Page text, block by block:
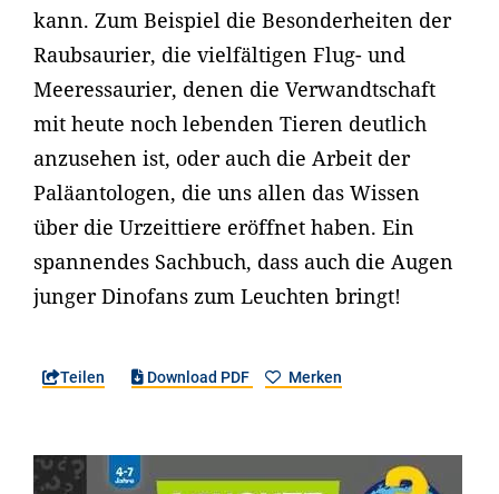
kann. Zum Beispiel die Besonderheiten der
Raubsaurier, die vielfältigen Flug- und
Meeressaurier, denen die Verwandtschaft
mit heute noch lebenden Tieren deutlich
anzusehen ist, oder auch die Arbeit der
Paläantologen, die uns allen das Wissen
über die Urzeittiere eröffnet haben. Ein
spannendes Sachbuch, dass auch die Augen
junger Dinofans zum Leuchten bringt!
Teilen Download PDF Merken